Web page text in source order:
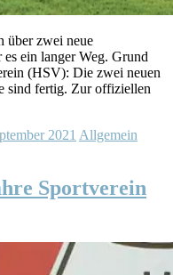
über zwei neue
ein langer Weg. Grund
(HSV): Die zwei neuen
sind fertig. Zur offiziellen
2021 Allgemein
Sportverein